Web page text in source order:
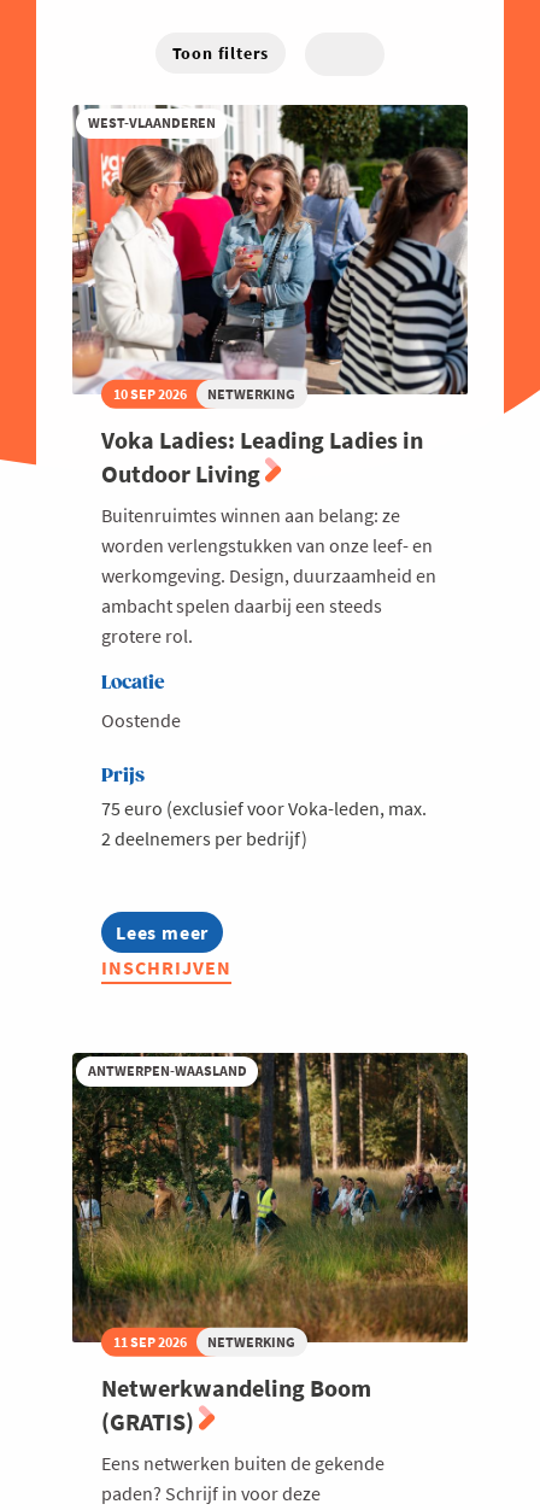
Toon filters
WEST-VLAANDEREN
10 SEP 2026 NETWERKING
Voka Ladies: Leading Ladies in
Outdoor Living
Buitenruimtes winnen aan belang: ze
worden verlengstukken van onze leef- en
werkomgeving. Design, duurzaamheid en
ambacht spelen daarbij een steeds
grotere rol.
Locatie
Oostende
Prijs
75 euro (exclusief voor Voka-leden, max.
2 deelnemers per bedrijf)
Lees meer
about
Voka
Ladies:
Outdoor
Living
INSCHRIJVEN
ANTWERPEN-WAASLAND
11 SEP 2026 NETWERKING
Netwerkwandeling Boom
(GRATIS)
Eens netwerken buiten de gekende
paden? Schrijf in voor deze
Familiebedrijven
Good Governance
Groeien
Haven
Human Resources
Industrie
Innovatie
Internationaal Ondernemen
Juridisch
Logistiek en Transport
Marketing & Sales
Milieu
Mobiliteit
Persoonlijke vaardigheden
Regeringsvorming
Ruimtelijke ordening en Infrastructuur
Scale-ups
Starten
Supply Chain
Welzijn en gezondheidszorg